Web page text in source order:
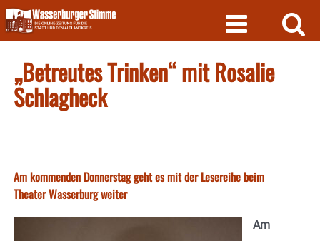
Skip
to
content
„Betreutes Trinken“ mit Rosalie
Schlagheck
Am kommenden Donnerstag geht es mit der Lesereihe beim
Theater Wasserburg weiter
Am